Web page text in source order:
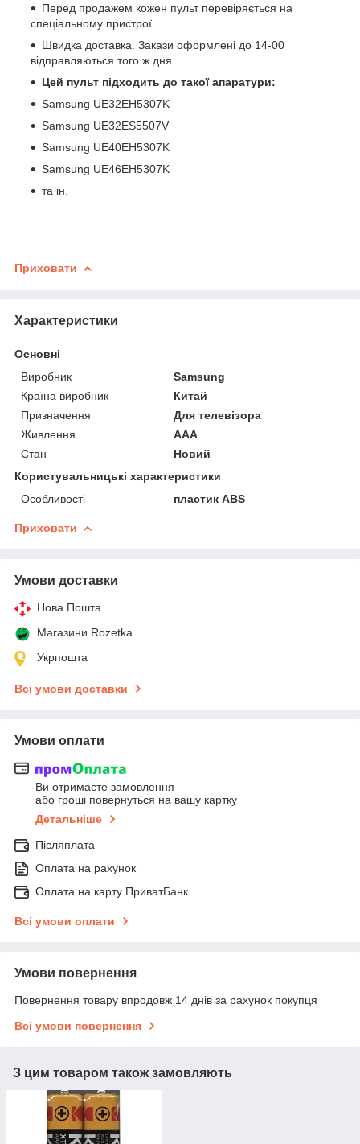
Перед продажем кожен пульт перевіряється на
спеціальному пристрої.
Швидка доставка. Закази оформлені до 14-00
відправляються того ж дня.
Цей пульт підходить до такої апаратури:
Samsung UE32EH5307K
Samsung UE32ES5507V
Samsung UE40EH5307K
Samsung UE46EH5307K
та ін.
Приховати
Характеристики
Основні
Виробник
Samsung
Країна виробник
Китай
Призначення
Для телевізора
Живлення
AAA
Стан
Новий
Користувальницькі характеристики
Особливості
пластик ABS
Приховати
Умови доставки
Нова Пошта
Магазини Rozetka
Укрпошта
Всі умови доставки
Умови оплати
Ви отримаєте замовлення
або гроші повернуться на вашу картку
Детальніше
Післяплата
Оплата на рахунок
Оплата на карту ПриватБанк
Всі умови оплати
Умови повернення
Повернення товару впродовж 14 днів за рахунок покупця
Всі умови повернення
З цим товаром також замовляють